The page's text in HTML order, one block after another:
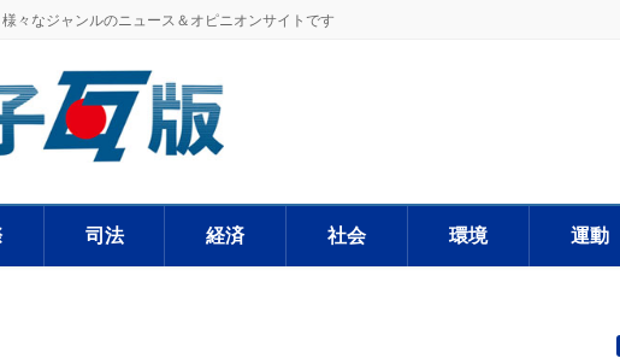
々なジャンルのニュース＆オピニオンサイトです
司法 経済 社会 環境 運動